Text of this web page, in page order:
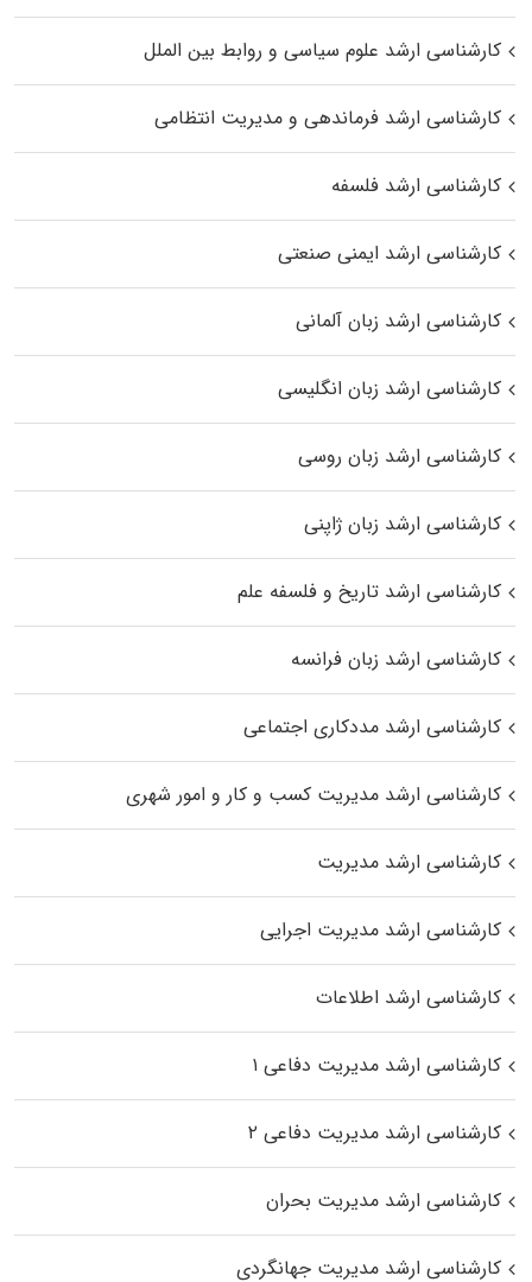
کارشناسی ارشد علوم سیاسی و روابط بین الملل
کارشناسی ارشد فرماندهی و مدیریت انتظامی
کارشناسی ارشد فلسفه
کارشناسی ارشد ایمنی صنعتی
کارشناسی ارشد زبان آلمانی
کارشناسی ارشد زبان انگلیسی
کارشناسی ارشد زبان روسی
کارشناسی ارشد زبان ژاپنی
کارشناسی ارشد تاریخ و فلسفه علم
کارشناسی ارشد زبان فرانسه
کارشناسی ارشد مددکاری اجتماعی
کارشناسی ارشد مدیریت کسب و کار و امور شهری
کارشناسی ارشد مدیریت
کارشناسی ارشد مدیریت اجرایی
کارشناسی ارشد اطلاعات
کارشناسی ارشد مدیریت دفاعی ۱
کارشناسی ارشد مدیریت دفاعی ۲
کارشناسی ارشد مدیریت بحران
کارشناسی ارشد مدیریت جهانگردی